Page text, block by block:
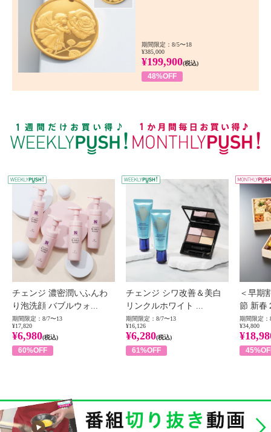
期間限定：8/5〜18
¥385,000
¥199,900(税込)
48%OFF
WEEKLY PUSH
チェンジ 濃密潤いふんわ
り泡洗顔 バブルウォ...
期間限定：8/7〜13
¥17,820
¥6,980(税込)
60%OFF
チェンジ シワ改善＆美白
リンクルホワイト ...
期間限定：8/7〜13
¥16,126
¥6,280(税込)
61%OFF
＜早期
節 新春
期間限定：
¥34,800